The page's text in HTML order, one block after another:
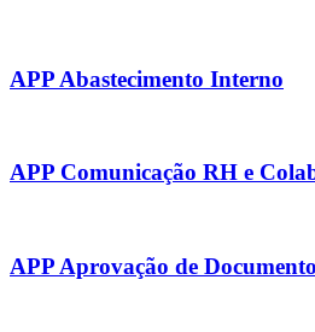
APP Abastecimento Interno
APP Comunicação RH e
APP Aprovação de